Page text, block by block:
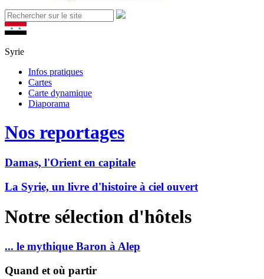
Syrie
Infos pratiques
Cartes
Carte dynamique
Diaporama
Nos reportages
Damas, l'Orient en capitale
La Syrie, un livre d'histoire à ciel ouvert
Notre sélection d'hôtels
... le mythique Baron à Alep
Quand et où partir